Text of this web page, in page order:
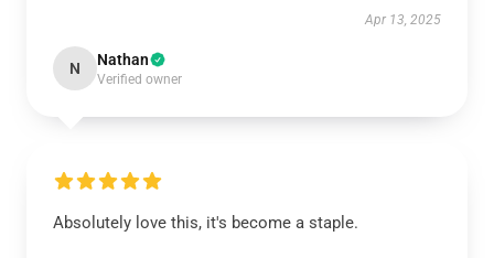
Apr 13, 2025
N Nathan
Verified owner
Absolutely love this, it's become a staple.